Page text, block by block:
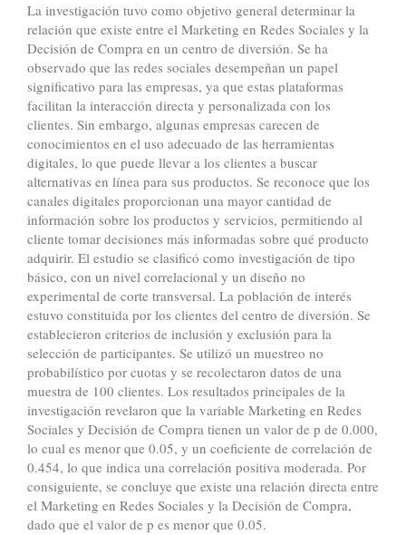
La investigación tuvo como objetivo general determinar la
relación que existe entre el Marketing en Redes Sociales y la
Decisión de Compra en un centro de diversión. Se ha
observado que las redes sociales desempeñan un papel
significativo para las empresas, ya que estas plataformas
facilitan la interacción directa y personalizada con los
clientes. Sin embargo, algunas empresas carecen de
conocimientos en el uso adecuado de las herramientas
digitales, lo que puede llevar a los clientes a buscar
alternativas en línea para sus productos. Se reconoce que los
canales digitales proporcionan una mayor cantidad de
información sobre los productos y servicios, permitiendo al
cliente tomar decisiones más informadas sobre qué producto
adquirir. El estudio se clasificó como investigación de tipo
básico, con un nivel correlacional y un diseño no
experimental de corte transversal. La población de interés
estuvo constituida por los clientes del centro de diversión. Se
establecieron criterios de inclusión y exclusión para la
selección de participantes. Se utilizó un muestreo no
probabilístico por cuotas y se recolectaron datos de una
muestra de 100 clientes. Los resultados principales de la
investigación revelaron que la variable Marketing en Redes
Sociales y Decisión de Compra tienen un valor de p de 0.000,
lo cual es menor que 0.05, y un coeficiente de correlación de
0.454, lo que indica una correlación positiva moderada. Por
consiguiente, se concluye que existe una relación directa entre
el Marketing en Redes Sociales y la Decisión de Compra,
dado que el valor de p es menor que 0.05.